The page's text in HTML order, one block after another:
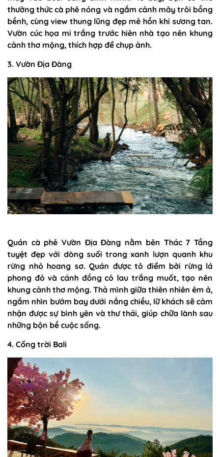
thưởng thức cà phê nóng và ngắm cảnh mây trôi bồng
bềnh, cùng view thung lũng đẹp mê hồn khi sương tan.
Vườn cúc họa mi trắng trước hiên nhà tạo nên khung
cảnh thơ mộng, thích hợp để chụp ảnh.
3. Vườn Địa Đàng
Quán cà phê Vườn Địa Đàng nằm bên Thác 7 Tầng
tuyệt đẹp với dòng suối trong xanh lượn quanh khu
rừng nhỏ hoang sơ. Quán được tô điểm bởi rừng lá
phong đỏ và cánh đồng cỏ lau trắng muốt, tạo nên
khung cảnh thơ mộng. Thả mình giữa thiên nhiên êm ả,
ngắm nhìn bướm bay dưới nắng chiều, lữ khách sẽ cảm
nhận được sự bình yên và thư thái, giúp chữa lành sau
những bộn bề cuộc sống.
4. Cổng trời Bali